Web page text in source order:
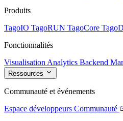
Produits
TagoIO TagoRUN TagoCore
Fonctionnalités
Visualisation Analytics Backend
Ressources
Communauté et événements
Espace développeurs Communauté